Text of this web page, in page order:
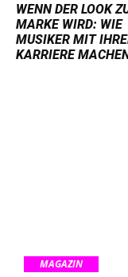
WENN DER LOOK
MARKE WIRD: WIE
MUSIKER MIT
KARRIERE
MAGAZIN